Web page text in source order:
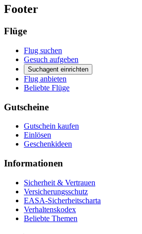
Footer
Flüge
Flug suchen
Gesuch aufgeben
Suchagent einrichten
Flug anbieten
Beliebte Flüge
Gutscheine
Gutschein kaufen
Einlösen
Geschenkideen
Informationen
Sicherheit & Vertrauen
Versicherungsschutz
EASA-Sicherheitscharta
Verhaltenskodex
Beliebte Themen